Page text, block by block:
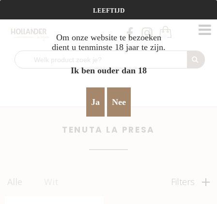
Vanaf €95 gratis verzending!
verfijnd & harmonieus Tenuta La Presa
TENUTA LA PRESA
Alle Filters
LEEFTIJD
Om onze website te bezoeken
dient u tenminste 18 jaar te zijn.
Ik ben ouder dan 18
Ja Nee